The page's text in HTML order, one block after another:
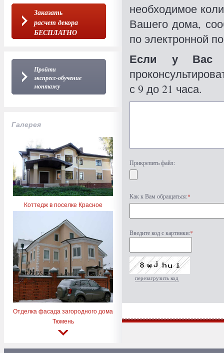
Заказать
расчет декора
БЕСПЛАТНО
Пройти
экспресс-обучение
монтажу
Галерея
Коттедж в поселке Красное
Отделка фасада загородного дома
Тюмень
необходимое
Вашего дома,
по электронной
Если у Вас
с 9 до 21 часа.
Прикрепить файл:
Как к Вам обращаться:*
Введите код с картинки:*
перезагрузить код